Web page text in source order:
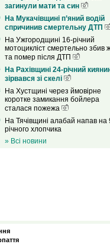
загинули мати та син
На Мукачівщині п’яний водій
спричинив смертельну ДТП
На Ужгородщині 16-річний
мотоцикліст смертельно збив
та помер після ДТП
На Рахівщині 24-річний
зірвався зі скелі
На Хустщині через ймовірне
коротке замикання бойлера
сталася пожежа
На Тячівщині алабай напав на
річного хлопчика
» Всі новини